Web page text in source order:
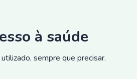
à saúde
sempre que precisar.